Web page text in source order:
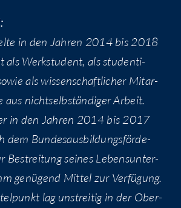
in den Jah­ren 2014 bis 2018
als Werk­stu­dent, als stu­den­ti­
als wis­sen­schaft­li­cher Mit­ar­
aus nicht­selb­stän­di­ger Arbeit.
in den Jah­ren 2014 bis 2017
dem Bun­des­aus­bil­dungs­för­de­
Bestrei­tung sei­nes Lebens­un­ter­
genü­gend Mit­tel zur Ver­fü­gung.
lag unstrei­tig in der Ober­